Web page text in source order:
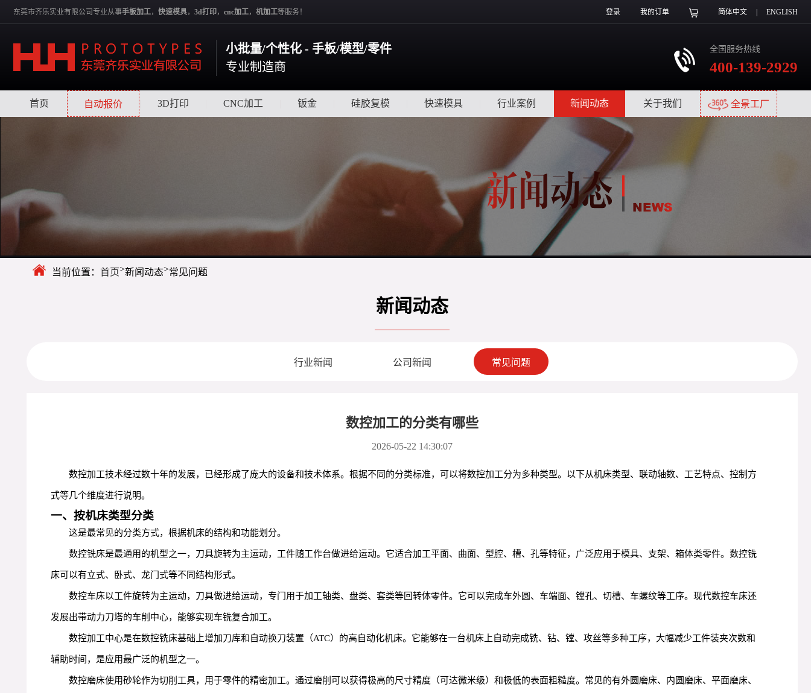
东莞市齐乐实业有限公司专业从事手板加工， 快速模具， 3d打印， cnc加工， 机加工等服务！ 登录 我的订单 简体中文 ENGLISH
小批量/个性化 - 手板/模型/零件
专业制造商
全国服务热线
400-139-2929
首页 自动报价 3D打印 CNC加工 钣金 硅胶复模 快速模具 行业案例 新闻动态 关于我们 全景工厂
当前位置： 首页>新闻动态>常见问题
新闻动态
行业新闻 公司新闻 常见问题
数控加工的分类有哪些
2026-05-22 14:30:07
数控加工技术经过数十年的发展，已经形成了庞大的设备和技术体系。根据不同的分类标准，可以将数控加工分为多种类型。以下从机床类型、联动轴数、工艺特点、控制方
式等几个维度进行说明。
一、按机床类型分类
这是最常见的分类方式，根据机床的结构和功能划分。
数控铣床是最通用的机型之一，刀具旋转为主运动，工件随工作台做进给运动。它适合加工平面、曲面、型腔、槽、孔等特征，广泛应用于模具、支架、箱体类零件。数控铣
床可以有立式、卧式、龙门式等不同结构形式。
数控车床以工件旋转为主运动，刀具做进给运动，专门用于加工轴类、盘类、套类等回转体零件。它可以完成车外圆、车端面、镗孔、切槽、车螺纹等工序。现代数控车床还
发展出带动力刀塔的车削中心，能够实现车铣复合加工。
数控加工中心是在数控铣床基础上增加刀库和自动换刀装置（ATC）的高自动化机床。它能够在一台机床上自动完成铣、钻、镗、攻丝等多种工序，大幅减少工件装夹次数和
辅助时间，是应用最广泛的机型之一。
数控磨床使用砂轮作为切削工具，用于零件的精密加工。通过磨削可以获得极高的尺寸精度（可达微米级）和极低的表面粗糙度。常见的有外圆磨床、内圆磨床、平面磨床、